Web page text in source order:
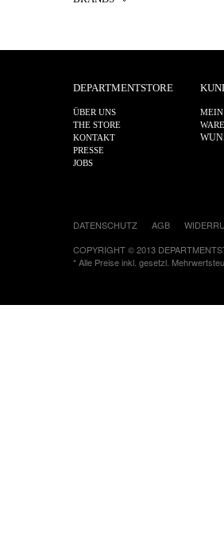
DEPARTMENTSTORE
ÜBER UNS
THE STORE
KONTAKT
PRESSE
JOBS
DATENSCHUTZ AGB
COPYRIGHT © 2013
* Alle Preise inkl. gesetzl.